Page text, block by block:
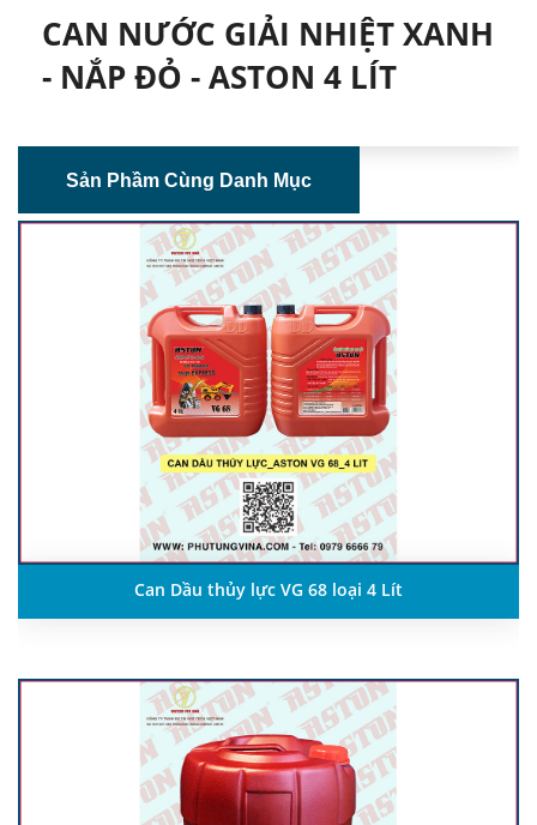
CAN NƯỚC GIẢI NHIỆT XANH
- NẮP ĐỎ - ASTON 4 LÍT
Sản Phầm Cùng Danh Mục
Can Dầu thủy lực VG 68 loại 4 Lít